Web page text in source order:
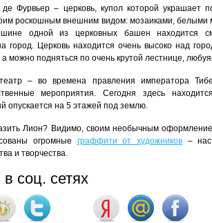
Фурвьер – церковь, купол которой украшает
роскошным внешним видом: мозаиками,
одной из церковных башен находится
город. Церковь находится очень высоко над
можно подняться по очень крутой лестнице,
– во времена правления императора
мероприятия. Сегодня здесь
опускается на 5 этажей под землю.
Лион? Видимо, своим необычным
огромные граффити от художников –
и творчества.
соц. сетях